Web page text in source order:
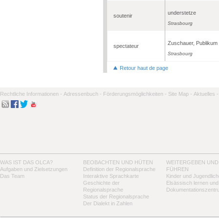
soutenir understetze
Strasbourg
spectateur Zuschauer, Publikum
Strasbourg
Retour haut de page
Rechtliche Informationen - Adressenbuch - Förderungsmöglichkeiten - Site Map - Aktuelles -
WAS IST DAS OLCA?
Aufgaben und Zielsetzungen
Das Team
BEOBACHTEN UND HÜTEN
Definition der Regionalsprache
Interaktive Sprachkarte
Geschichte der
Regionalsprache
Status der Regionalsprache
Der Dialekt in Zahlen
WEITERGEBEN UND
FÜHREN
Kinder und
Elsässisch lernen